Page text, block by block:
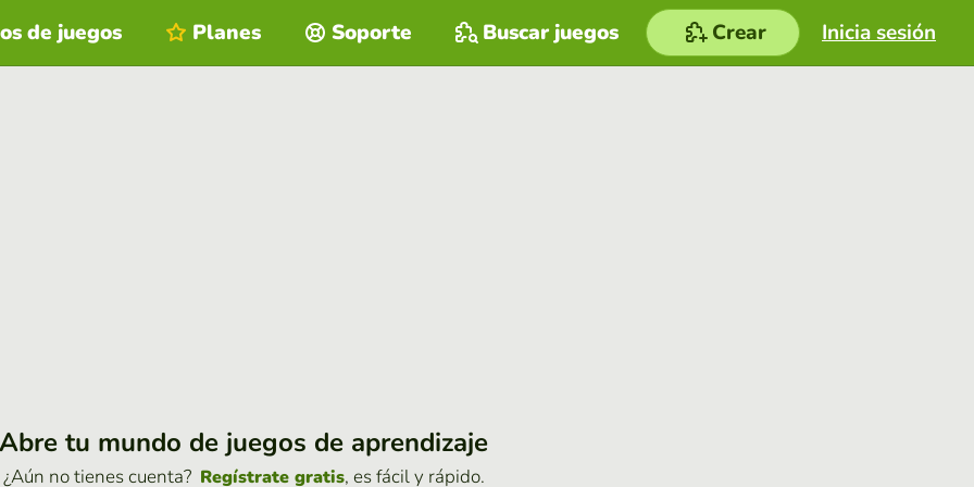
Inicia sesión
de juegos Planes Soporte Buscar juegos Crear
Abre tu mundo de juegos de aprendizaje
¿Aún no tienes cuenta? Regístrate gratis, es fácil y rápido.